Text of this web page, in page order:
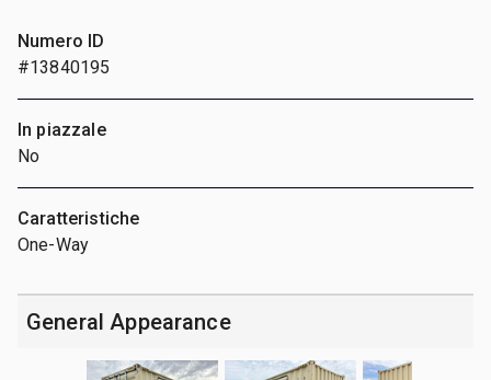
Numero ID
#13840195
In piazzale
No
Caratteristiche
One-Way
General Appearance